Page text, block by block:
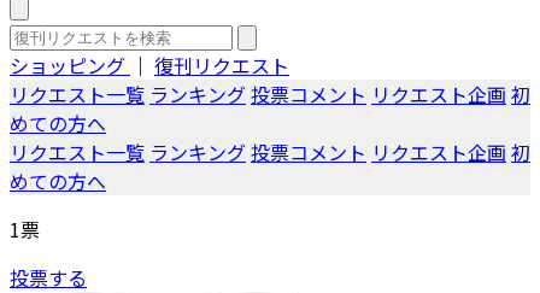
ショッピング ｜ 復刊リクエスト
リクエスト一覧 ランキング投票コメント リクエスト企画 初
めての方へ
リクエスト一覧 ランキング投票コメント リクエスト企画 初
めての方へ
1票
投票する